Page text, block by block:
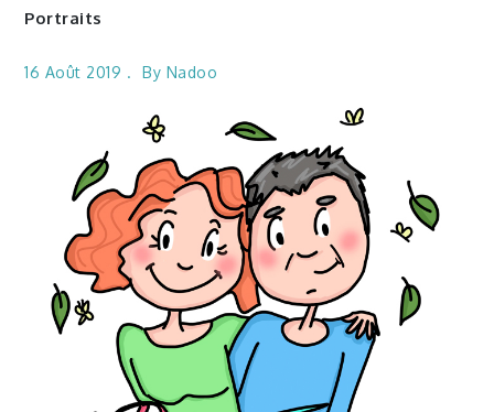
Portraits
16 Août 2019 By Nadoo